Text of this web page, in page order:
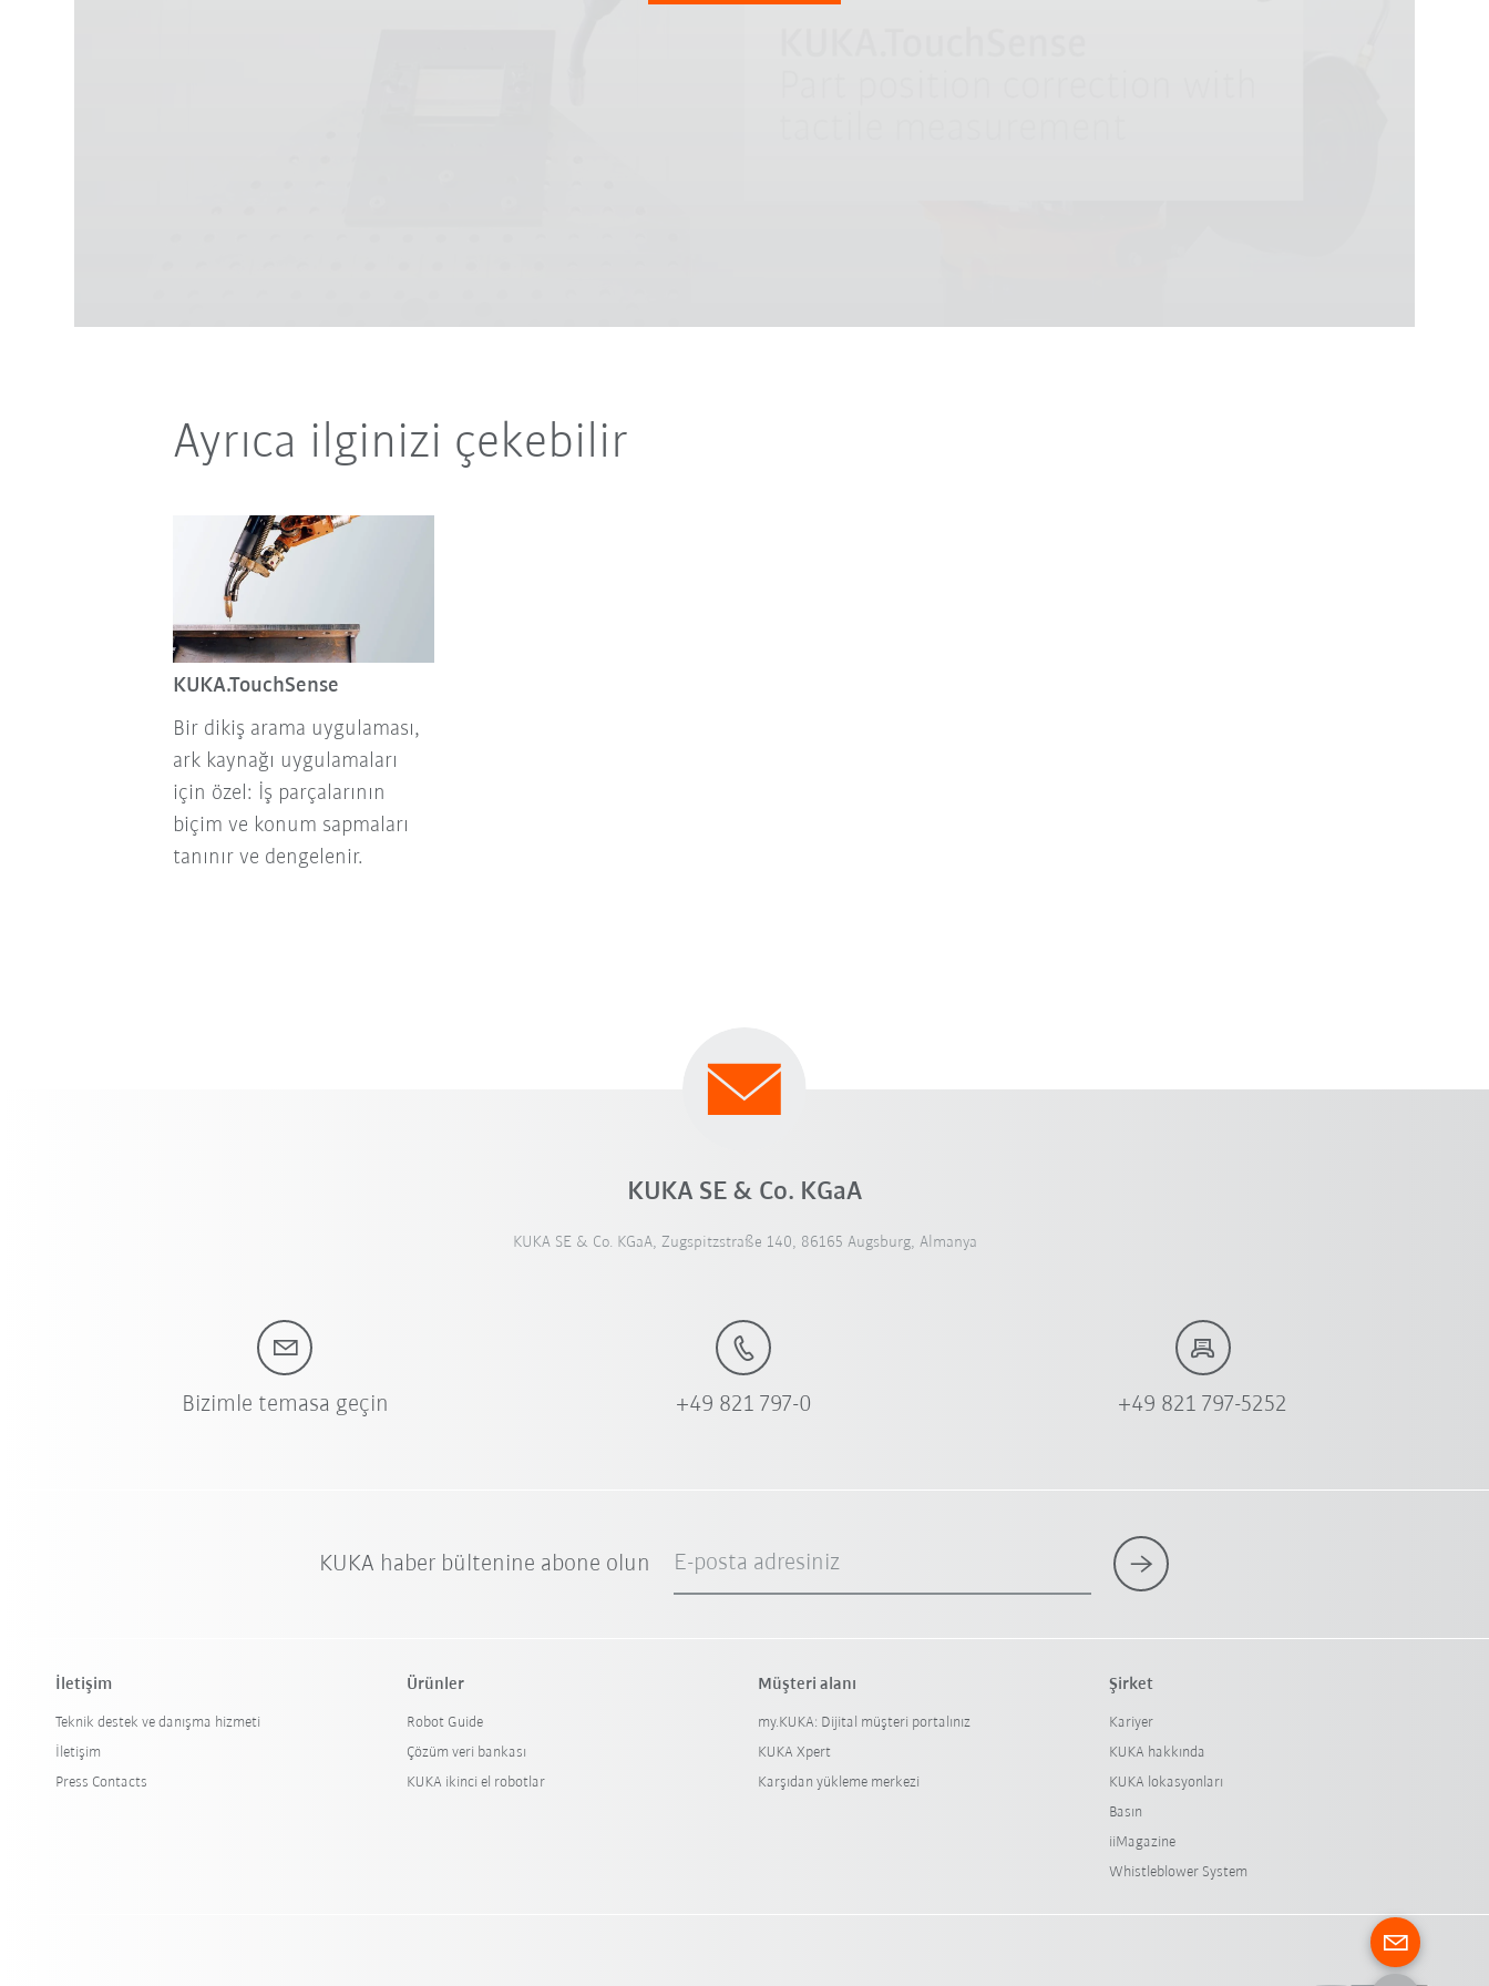
Ayrıca ilginizi çekebilir
KUKA.TouchSense
Bir dikiş arama uygulaması,
ark kaynağı uygulamaları
için özel: İş parçalarının
biçim ve konum sapmaları
tanınır ve dengelenir.
KUKA SE & Co. KGaA
KUKA SE & Co. KGaA, Zugspitzstraße 140, 86165 Augsburg, Almanya
Bizimle temasa geçin +49 821 797-0 +49 821 797-5252
KUKA haber bültenine abone olun E-posta adresiniz
İletişim
Teknik destek ve danışma hizmeti
İletişim
Press Contacts
Ürünler
Robot Guide
Çözüm veri bankası
KUKA ikinci el robotlar
Müşteri alanı
my.KUKA: Dijital müşteri portalınız
KUKA Xpert
Karşıdan yükleme merkezi
Şirket
Kariyer
KUKA hakkında
KUKA lokasyonları
Basın
iiMagazine
Whistleblower System